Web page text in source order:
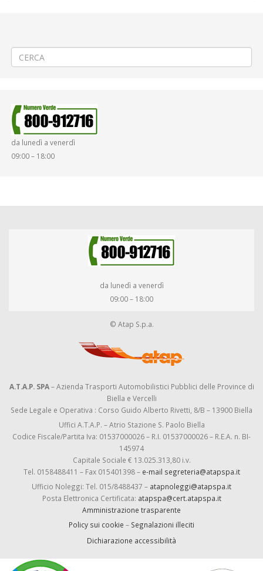
da lunedì a venerdì
09:00 – 18:00
da lunedì a venerdì
09:00 – 18:00
© Atap S.p.a.
A.T.A.P. SPA– Azienda Trasporti Automobilistici Pubblici delle Province di
Biella e Vercelli
Sede Legale e Operativa : Corso Guido Alberto Rivetti, 8/B – 13900 Biella
Uffici A.T.A.P. – Atrio Stazione S. Paolo Biella
Codice Fiscale/Partita Iva: 01537000026 – R.I. 01537000026 – R.E.A. n. BI-
145974
Capitale Sociale € 13.025.313,80 i.v.
Tel. 0158488411 – Fax 015401398 – e-mail segreteria@atapspa.it
Ufficio Noleggi: Tel. 015/8488437 – atapnoleggi@atapspa.it
Posta Elettronica Certificata: atapspa@cert.atapspa.it
Amministrazione trasparente
Policy sui cookie – Segnalazioni illeciti
Dichiarazione accessibilità